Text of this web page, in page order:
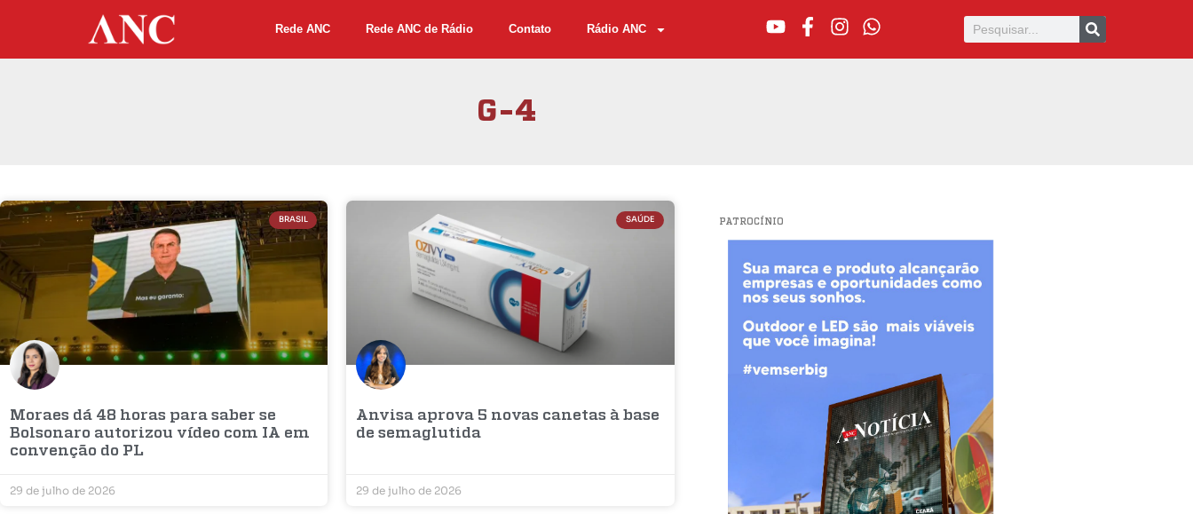
Rede ANC Rede ANC de Rádio Contato Rádio ANC
G-4
BRASIL
Moraes dá 48 horas para saber se
Bolsonaro autorizou vídeo com IA em
convenção do PL
29 de julho de 2026
SAÚDE
Anvisa aprova 5 novas canetas à base
de semaglutida
29 de julho de 2026
PATROCÍNIO